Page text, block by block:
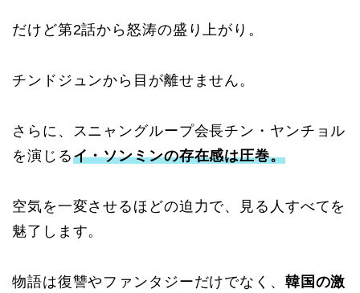
だけど第2話から怒涛の盛り上がり。
チンドジュンから目が離せません。
さらに、スニャングループ会長チン・ヤンチョル
を演じるイ・ソンミンの存在感は圧巻。
空気を一変させるほどの迫力で、見る人すべてを
魅了します。
物語は復讐やファンタジーだけでなく、 韓国の激